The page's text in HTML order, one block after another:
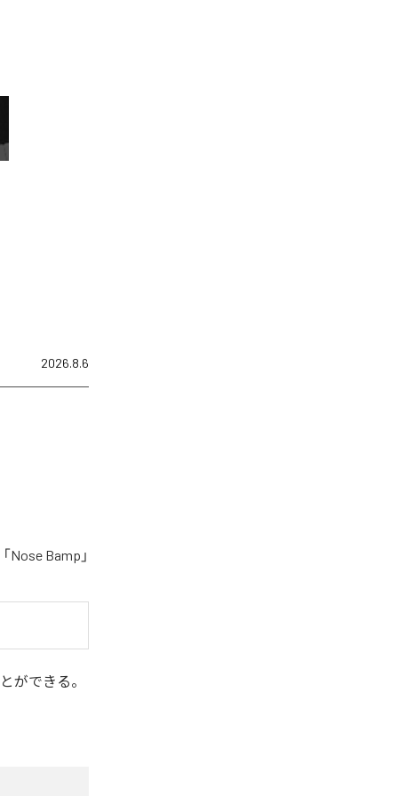
2026.8.6
Bamp」
ができる。